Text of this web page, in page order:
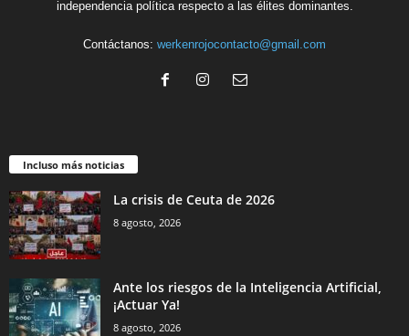
independencia política respecto a las élites dominantes.
Contáctanos: werkenrojocontacto@gmail.com
Incluso más noticias
La crisis de Ceuta de 2026
8 agosto, 2026
Ante los riesgos de la Inteligencia Artificial,
¡Actuar Ya!
8 agosto, 2026